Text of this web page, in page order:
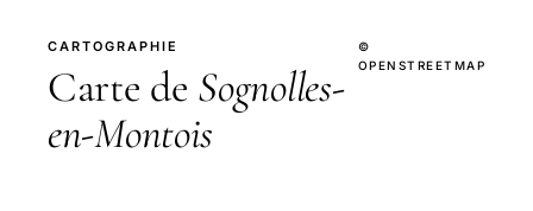
CARTOGRAPHIE
Carte de Sognolles-
en-Montois
©
OPENSTREETMAP